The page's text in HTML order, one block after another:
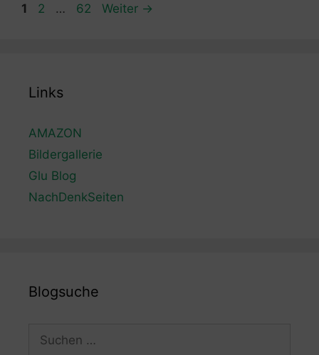
Seite
1 Seite
2 … Seite
62 Weiter →
Links
AMAZON
Bildergallerie
Glu Blog
NachDenkSeiten
Blogsuche